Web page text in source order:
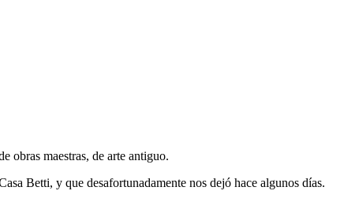
obras maestras, de arte antiguo.
Betti, y que desafortunadamente nos dejó hace algunos días.